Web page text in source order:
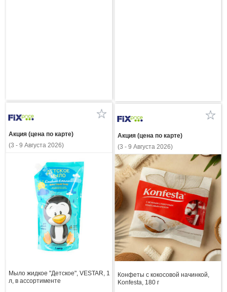
Акция (цена по карте)
(3 - 9 Августа 2026)
Мыло жидкое "Детское", VESTAR, 1
л, в ассортименте
Акция (цена по карте)
(3 - 9 Августа 2026)
Конфеты с кокосовой начинкой,
Konfesta, 180 г